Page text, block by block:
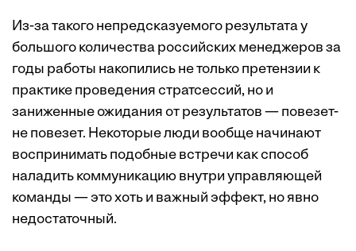
Из-за такого непредсказуемого результата у
большого количества российских менеджеров за
годы работы накопились не только претензии к
практике проведения стратсессий, но и
заниженные ожидания от результатов — повезет-
не повезет. Некоторые люди вообще начинают
воспринимать подобные встречи как способ
наладить коммуникацию внутри управляющей
команды — это хоть и важный эффект, но явно
недостаточный.